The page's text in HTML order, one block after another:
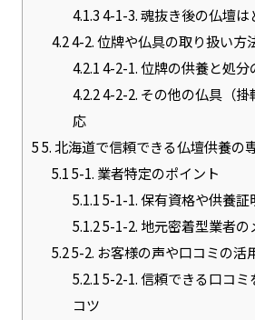
4.1.34-1-3. 魂抜き後の仏壇は
4.24-2. 位牌や仏具の取り扱い方
4.2.14-2-1. 位牌の供養と処
4.2.24-2-2. その他の仏具（
応
55. 北海道で信頼できる仏壇供養の
5.15-1. 業者特定のポイント
5.1.15-1-1. 保有資格や供養証
5.1.25-1-2. 地元密着型業者の
5.25-2. お客様の声や口コミの活
5.2.15-2-1. 信頼できる口コミ
コツ